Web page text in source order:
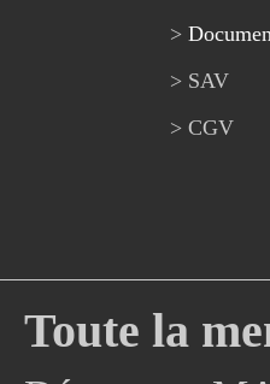
>
> SAV
> CGV
Toute la